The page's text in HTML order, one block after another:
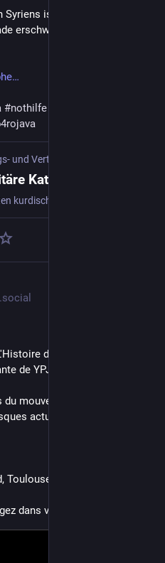
ist die Lage
erschwert die Versorgung
#nothilfe
und Vertriebs GmbH
de Jiyan" relatant la vie
de YPJ.
mouvement de libération
actuels mais aussi
Toulouse
dans vos réseaux